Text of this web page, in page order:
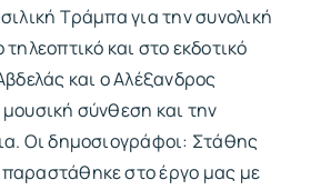
Τράμπα για την συνολική
και στο εκδοτικό
και ο Αλέξανδρος
σύνθεση και την
Οι δημοσιογράφοι: Στάθης
στο έργο μας με